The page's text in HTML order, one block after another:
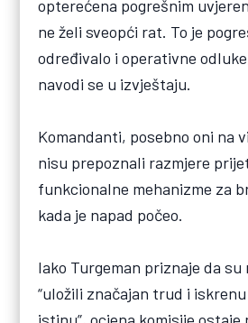
opterećena pogrešnim
ne želi sveopći rat. To je
određivalo i operativne
navodi se u izvještaju.
Komandanti, posebno oni na
nisu prepoznali razmjere
funkcionalne mehanizme za
kada je napad počeo.
Iako Turgeman priznaje da su
“uložili značajan trud i